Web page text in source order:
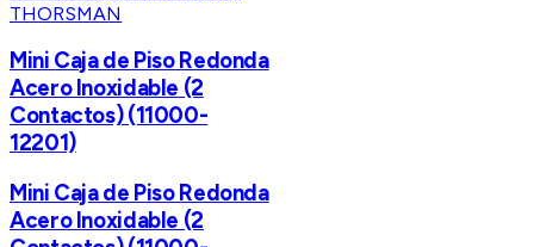
THORSMAN
Mini Caja de Piso Redonda
Acero Inoxidable (2
Contactos) (11000-
12201)
Mini Caja de Piso Redonda
Acero Inoxidable (2